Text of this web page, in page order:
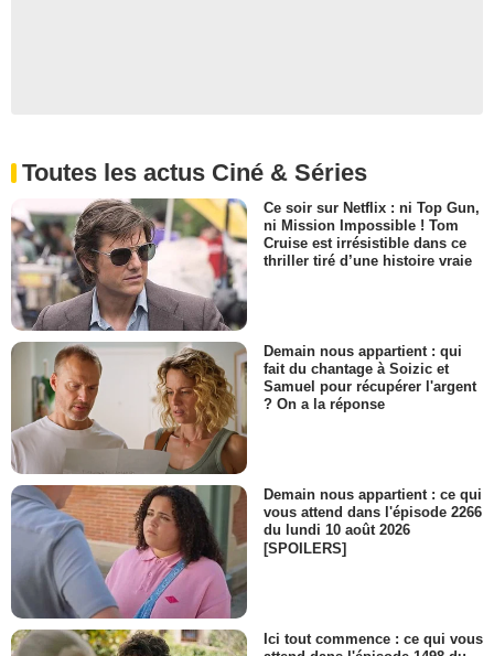
Toutes les actus Ciné & Séries
Ce soir sur Netflix : ni Top Gun,
ni Mission Impossible ! Tom
Cruise est irrésistible dans ce
thriller tiré d’une histoire vraie
Demain nous appartient : qui
fait du chantage à Soizic et
Samuel pour récupérer l'argent
? On a la réponse
Demain nous appartient : ce qui
vous attend dans l'épisode 2266
du lundi 10 août 2026
[SPOILERS]
Ici tout commence : ce qui vous